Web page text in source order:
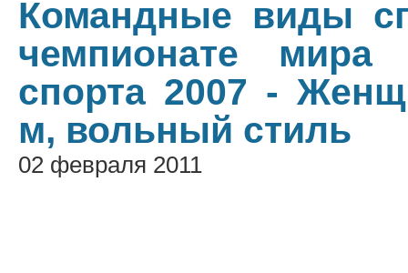
Командные виды
чемпионате
спорта 2007 -
м, вольный стиль
02 февраля 2011